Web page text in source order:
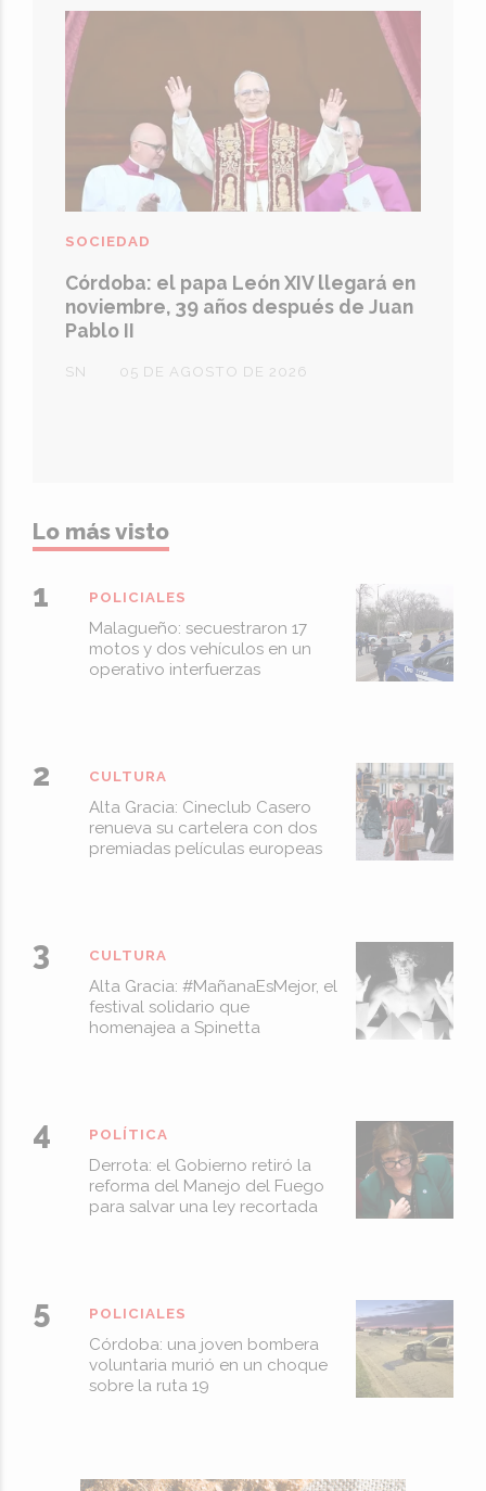
Córdoba: el papa León XIV llegará en
noviembre, 39 años después de Juan
Pablo II
SN
SOCIEDAD
05 DE AGOSTO DE 2026
Lo más visto
Malagueño: secuestraron 17
motos y dos vehículos en un
operativo interfuerzas
POLICIALES
Alta Gracia: Cineclub Casero
renueva su cartelera con dos
premiadas películas europeas
CULTURA
Alta Gracia: #MañanaEsMejor, el
festival solidario que
homenajea a Spinetta
CULTURA
Derrota: el Gobierno retiró la
reforma del Manejo del Fuego
para salvar una ley recortada
POLÍTICA
Córdoba: una joven bombera
voluntaria murió en un choque
sobre la ruta 19
POLICIALES